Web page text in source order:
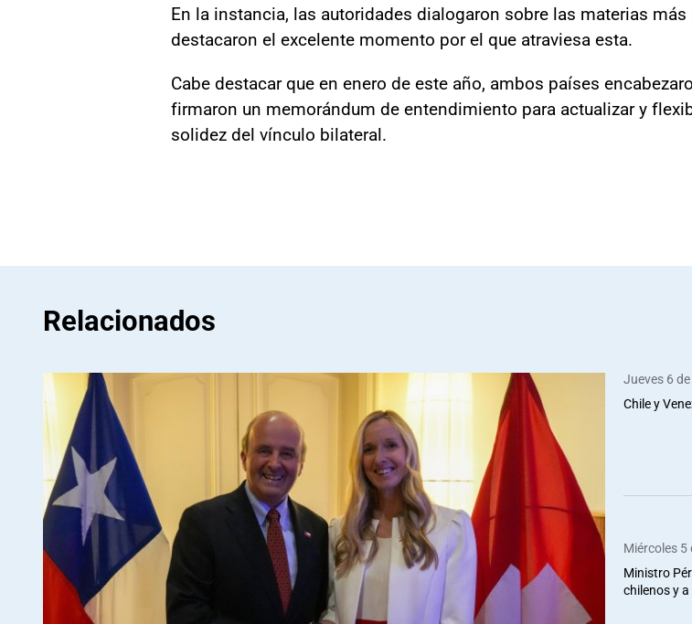
En la instancia, las autoridades dialogaron sobre las materias
destacaron el excelente momento por el que atraviesa esta.
Cabe destacar que en enero de este año, ambos países
firmaron un memorándum de entendimiento para actualizar y
solidez del vínculo bilateral.
Relacionados
Jueves 6
Chile y
Miércoles
Ministro
chilenos y